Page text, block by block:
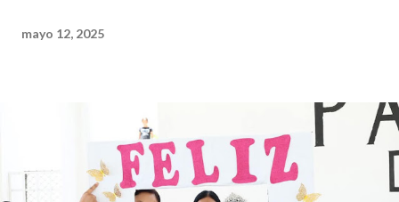
mayo 12, 2025